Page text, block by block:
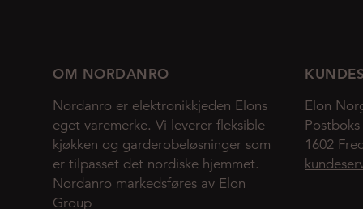
OM NORDANRO
Nordanro er elektronikkjeden Elons
eget varemerke. Vi leverer fleksible
kjøkken og garderobeløsninger som
er tilpasset det nordiske hjemmet.
Nordanro markedsføres av Elon
Group
Elon
1602